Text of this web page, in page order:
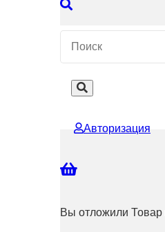
Авторизация
Вы отложили Товар